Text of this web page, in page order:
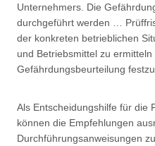
Unternehmers. Die
durchgeführt werden …
der konkreten betrieblichen
und Betriebsmittel zu
Gefährdungsbeurteilung
Als Entscheidungshilfe für die
können die Empfehlungen
Durchführungsanweisungen